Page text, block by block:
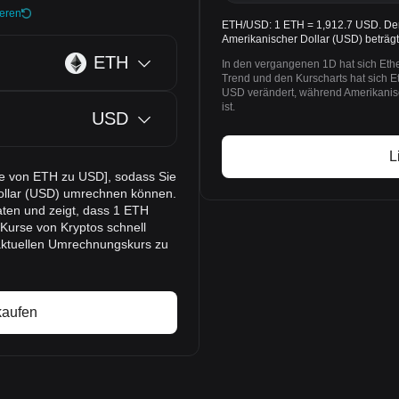
ETH
USD
von ETH zu USD], sodass Sie
(USD) umrechnen können.
und zeigt, dass 1 ETH
von Kryptos schnell
Umrechnungskurs zu
ETH/USD: 1 ETH = 1,912.7 USD.
Amerikanischer Dollar (USD)
In den vergangenen 1D hat sich
Trend und den Kurscharts hat sich
USD verändert, während
ist.